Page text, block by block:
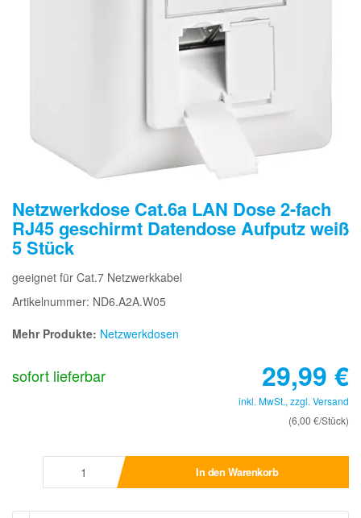
Netzwerkdose Cat.6a LAN Dose 2-fach
RJ45 geschirmt Datendose Aufputz weiß
5 Stück
geeignet für Cat.7 Netzwerkkabel
Artikelnummer: ND6.A2A.W05
Mehr Produkte: Netzwerkdosen
sofort lieferbar 29,99 €
inkl. MwSt., zzgl. Versand
(6,00 €/Stück)
In den Warenkorb